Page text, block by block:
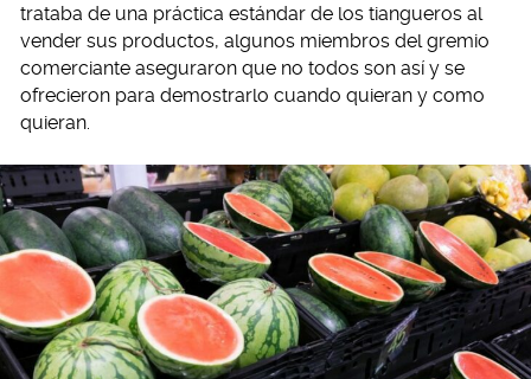
trataba de una práctica estándar de los tiangueros al
vender sus productos, algunos miembros del gremio
comerciante aseguraron que no todos son así y se
ofrecieron para demostrarlo cuando quieran y como
quieran.